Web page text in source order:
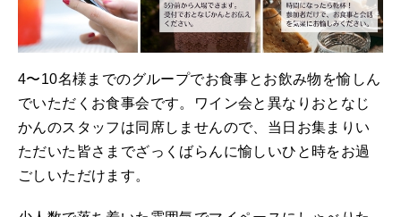
4〜10名様までのグループでお食事とお飲み物を愉しん
でいただくお食事会です。ワイン会と異なりおとなじ
かんのスタッフは同席しませんので、当日お集まりい
ただいた皆さまでざっくばらんに愉しいひと時をお過
ごしいただけます。